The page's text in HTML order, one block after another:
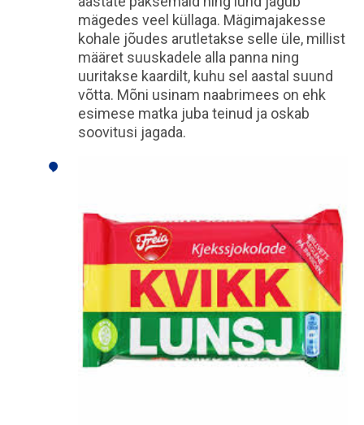
mägedes veel küllaga. Mägimajakesse
kohale jõudes arutletakse selle üle, millist
määret suuskadele alla panna ning
uuritakse kaardilt, kuhu sel aastal suund
võtta. Mõni usinam naabrimees on ehk
esimese matka juba teinud ja oskab
soovitusi jagada.